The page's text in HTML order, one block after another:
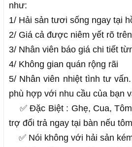
như:
1/ Hải sản tươi sống ngay tại
2/ Giá cả được niêm yết rõ
3/ Nhân viên báo giá chi tiết
4/ Không gian quán rộng rãi
5/ Nhân viên nhiệt tình tư
phù hợp với nhu cầu của bạn
✅ Đặc Biệt : Ghẹ, Cua,
trợ đổi trả ngay tại bàn nếu
✅ Nói không với hải sản